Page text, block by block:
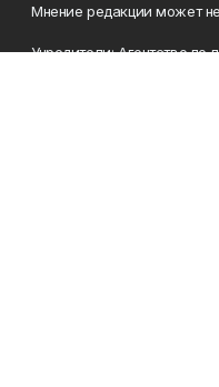
Мнение редакции может
Учредители: Агентство